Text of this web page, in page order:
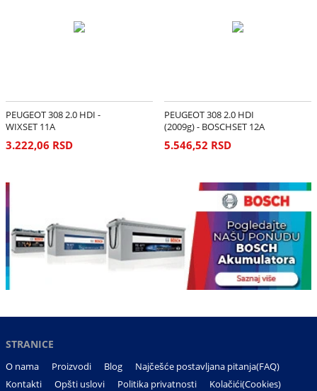
PEUGEOT 308 2.0 HDI -
WIXSET 11A
3.222,06 RSD
PEUGEOT 308 2.0 HDI
(2009g) - BOSCHSET 12A
5.546,52 RSD
STRANICE
O nama Proizvodi Blog
Najčešće postavljana pitanja(FAQ)
Kontakti
Opšti uslovi Politika privatnosti
Kolačići(Cookies)